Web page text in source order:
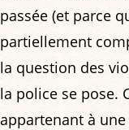
passée (et parce
partiellement
la question des
la police se pose.
appartenant à